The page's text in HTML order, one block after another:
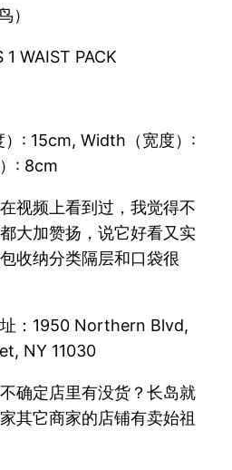
）
WAIST PACK
: 15cm, Width（宽度）:
: 8cm
视频上看到过，我觉得不
大加赞扬，说它好看又实
收纳分类隔层和口袋很
：1950 Northern Blvd,
NY 11030
确定店里有没货？长岛就
其它商家的店铺有卖始祖